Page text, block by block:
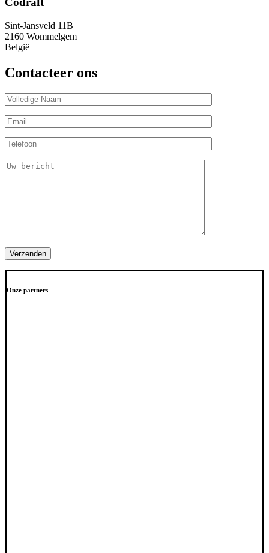
Sint-Jansveld 11B
2160 Wommelgem
België
Contacteer ons
Onze partners